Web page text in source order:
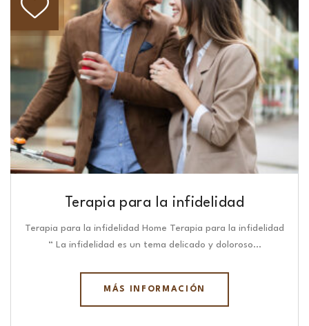
Terapia para la infidelidad
Terapia para la infidelidad Home Terapia para la infidelidad
“ La infidelidad es un tema delicado y doloroso…
MÁS INFORMACIÓN